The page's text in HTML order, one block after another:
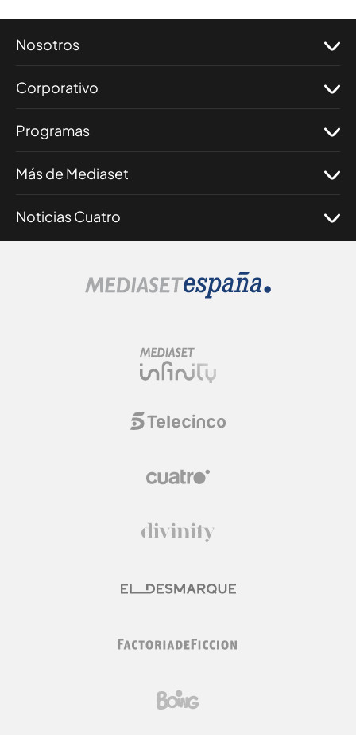
Nosotros
Corporativo
Programas
Más de Mediaset
Noticias Cuatro